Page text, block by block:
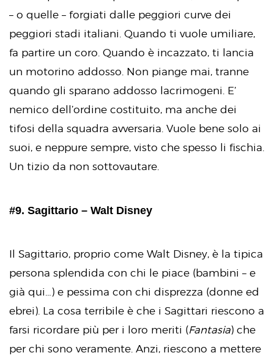
– o quelle – forgiati dalle peggiori curve dei
peggiori stadi italiani. Quando ti vuole umiliare,
fa partire un coro. Quando è incazzato, ti lancia
un motorino addosso. Non piange mai, tranne
quando gli sparano addosso lacrimogeni. E’
nemico dell’ordine costituito, ma anche dei
tifosi della squadra avversaria. Vuole bene solo ai
suoi, e neppure sempre, visto che spesso li fischia.
Un tizio da non sottovautare.
#9. Sagittario – Walt Disney
Il Sagittario, proprio come Walt Disney, è la tipica
persona splendida con chi le piace (bambini – e
già qui…) e pessima con chi disprezza (donne ed
ebrei). La cosa terribile è che i Sagittari riescono a
farsi ricordare più per i loro meriti (Fantasia) che
per chi sono veramente. Anzi, riescono a mettere